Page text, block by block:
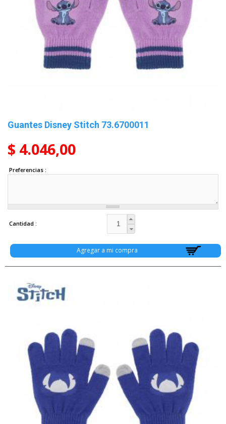
Guantes Disney Stitch 73.6700011
$ 4.046,00
Preferencias
Cantidad